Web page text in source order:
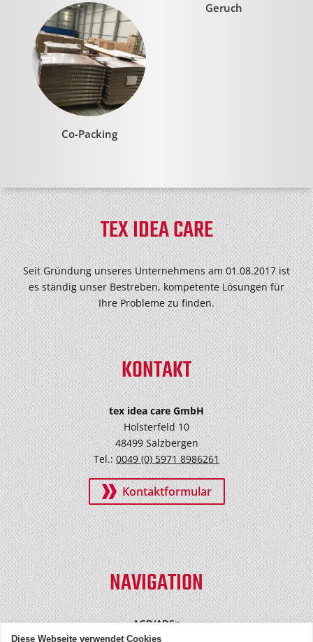
Geruch
Co-Packing
TEX IDEA CARE
Seit Gründung unseres Unternehmens am 01.08.2017 ist
es ständig unser Bestreben, kompetente Lösungen für
Ihre Probleme zu finden.
KONTAKT
tex idea care GmbH
Holsterfeld 10
48499 Salzbergen
Tel.:0049 (0) 5971 8986261
Kontaktformular
NAVIGATION
AGB/ADSp
Datenschutz
Diese Webseite verwendet Cookies